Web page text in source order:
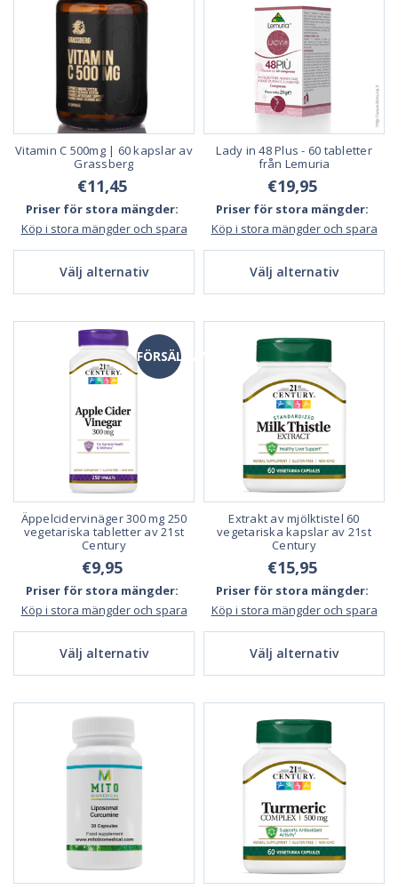
Vitamin C 500mg | 60 kapslar av
Grassberg
€11,45
Priser för stora mängder:
Köp i stora mängder och spara
Välj alternativ
Lady in 48 Plus - 60 tabletter
från Lemuria
€19,95
Priser för stora mängder:
Köp i stora mängder och spara
Välj alternativ
FÖRSÄLJNING
Äppelcidervinäger 300 mg 250
vegetariska tabletter av 21st
Century
€9,95
Priser för stora mängder:
Köp i stora mängder och spara
Välj alternativ
Extrakt av mjölktistel 60
vegetariska kapslar av 21st
Century
€15,95
Priser för stora mängder:
Köp i stora mängder och spara
Välj alternativ